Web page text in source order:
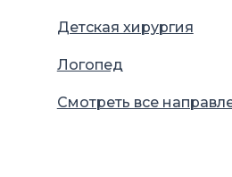
Детская хирургия
Логопед
Смотреть все